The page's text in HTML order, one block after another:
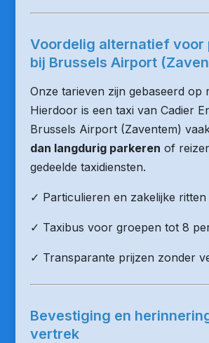
Voordelig alternatief voor
bij Brussels Airport
Onze tarieven zijn gebaseerd op
Hierdoor is een taxi van Cadier
Brussels Airport (Zaventem)
dan langdurig parkeren of
gedeelde taxidiensten.
✓ Particulieren en zakelijke ritten
✓ Taxibus voor groepen tot 8
✓ Transparante prijzen zonder
Bevestiging en
vertrek